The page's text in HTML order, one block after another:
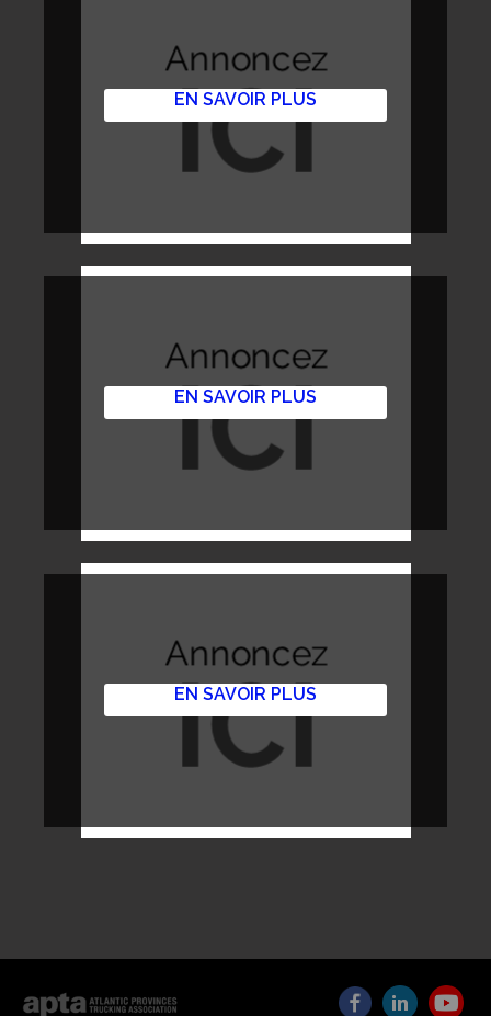
EN SAVOIR PLUS
EN SAVOIR PLUS
EN SAVOIR PLUS